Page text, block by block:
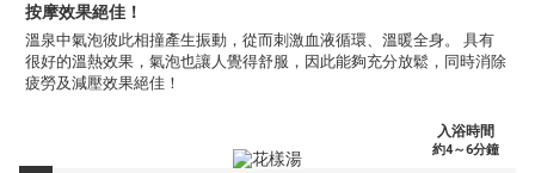
按摩效果絕佳！
溫泉中氣泡彼此相撞產生振動，從而刺激血液循環、溫暖全身。 具有
很好的溫熱效果，氣泡也讓人覺得舒服，因此能夠充分放鬆，同時消除
疲勞及減壓效果絕佳！
入浴時間
約4～6分鐘